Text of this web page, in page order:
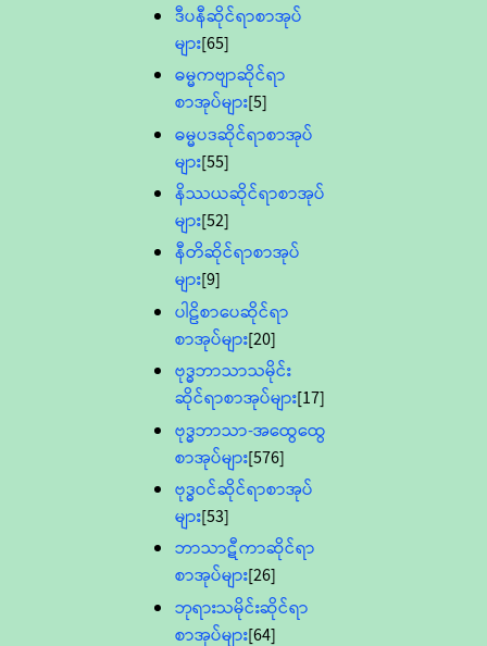
ဒီပနီဆိုင်ရာစာအုပ်
များ[65]
ဓမ္မကဗျာဆိုင်ရာ
စာအုပ်များ[5]
ဓမ္မပဒဆိုင်ရာစာအုပ်
များ[55]
နိဿယဆိုင်ရာစာအုပ်
များ[52]
နီတိဆိုင်ရာစာအုပ်
များ[9]
ပါဠိစာပေဆိုင်ရာ
စာအုပ်များ[20]
ဗုဒ္ဓဘာသာသမိုင်း
ဆိုင်ရာစာအုပ်များ[17]
ဗုဒ္ဓဘာသာ-အထွေထွေ
စာအုပ်များ[576]
ဗုဒ္ဓဝင်ဆိုင်ရာစာအုပ်
များ[53]
ဘာသာဋီကာဆိုင်ရာ
စာအုပ်များ[26]
ဘုရားသမိုင်းဆိုင်ရာ
စာအုပ်များ[64]